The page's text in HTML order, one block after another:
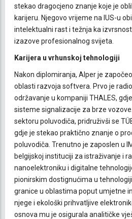
stekao dragocjeno znanje koje je
karijeru. Njegovo vrijeme na IUS-u
intelektualni rast i težnja ka
izazove profesionalnog svijeta.
Karijera u vrhunskoj tehnologiji
Nakon diplomiranja, Alper je
oblasti razvoja softvera. Prvo je
održavanje u kompaniji THALES,
sisteme signalizacije za brze
sektoru poluvodiča, pridruživši se
gdje je stekao praktično znanje o
poluvodiča. Trenutno je zaposlen u
belgijskoj instituciji za istraživanje i
nanoelektroniku i digitalne
pionirskim dostignućima u
granice u oblastima poput umjetne
njege i ekološki prihvatljive
osnova mu je osigurala analitičke